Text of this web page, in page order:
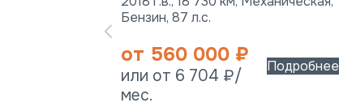
Бензин, 87 л.с.
от 560 000 ₽
или от 6 704 ₽/
мес.
Подробнее